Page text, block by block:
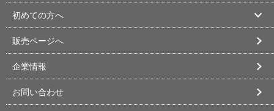
初めての方へ
販売ページへ
企業情報
お問い合わせ